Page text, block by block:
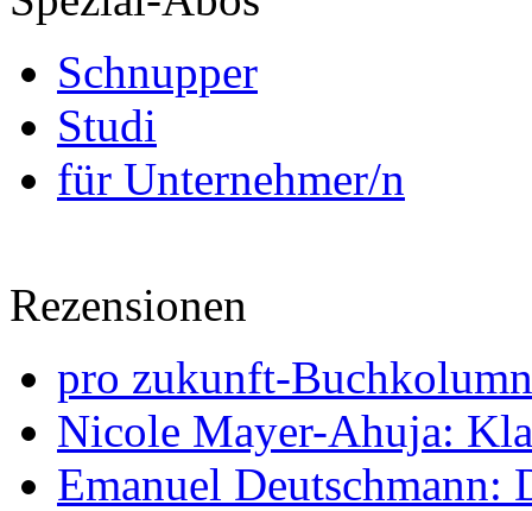
Schnupper
Studi
für Unternehmer/n
Rezensionen
pro zukunft-
Nicole Mayer-Ahuja:
Emanuel Deutschmann: